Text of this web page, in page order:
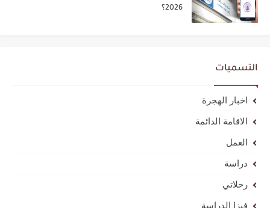
2026؟
التسميات
اخبار الهجرة
الاقامة الدائمة
العمل
دراسة
رحلاتي
فيزا الدراسة